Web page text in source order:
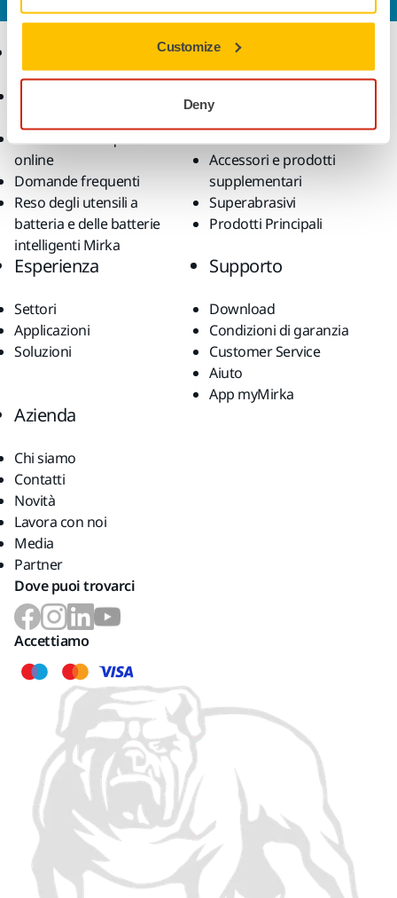
Customize
Deny
online
Domande frequenti
Reso degli utensili a
batteria e delle batterie
intelligenti Mirka
Prodotti
Levigatura senza polvere
Accessori e prodotti
supplementari
Superabrasivi
Prodotti Principali
Esperienza
Settori
Applicazioni
Soluzioni
Supporto
Download
Condizioni di garanzia
Customer Service
Aiuto
App myMirka
Azienda
Chi siamo
Contatti
Novità
Lavora con noi
Media
Partner
Dove puoi trovarci
Accettiamo